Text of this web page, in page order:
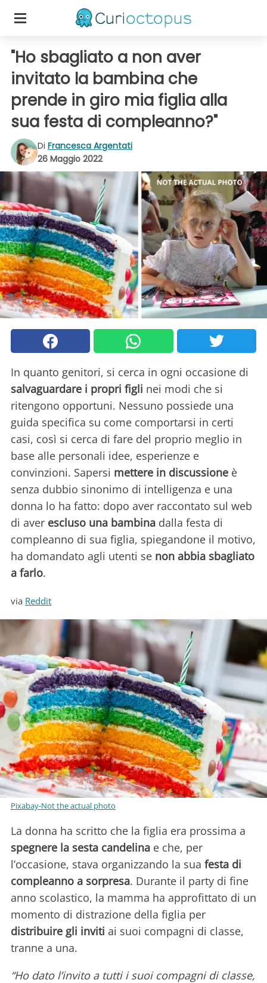
"Ho sbagliato a non aver
invitato la bambina che
prende in giro mia figlia alla
sua festa di compleanno?"
Di Francesca Argentati
26 Maggio 2022
In quanto genitori, si cerca in ogni occasione di
salvaguardare i propri figli nei modi che si
ritengono opportuni. Nessuno possiede una
guida specifica su come comportarsi in certi
casi, così si cerca di fare del proprio meglio in
base alle personali idee, esperienze e
convinzioni. Sapersi mettere in discussione è
senza dubbio sinonimo di intelligenza e una
donna lo ha fatto: dopo aver raccontato sul web
di aver escluso una bambina dalla festa di
compleanno di sua figlia, spiegandone il motivo,
ha domandato agli utenti se non abbia sbagliato
a farlo.
via Reddit
Pixabay-Not the actual photo
La donna ha scritto che la figlia era prossima a
spegnere la sesta candelina e che, per
l’occasione, stava organizzando la sua festa di
compleanno a sorpresa. Durante il party di fine
anno scolastico, la mamma ha approfittato di un
momento di distrazione della figlia per
distribuire gli inviti ai suoi compagni di classe,
tranne a una.
“Ho dato l’invito a tutti i suoi compagni di classe,